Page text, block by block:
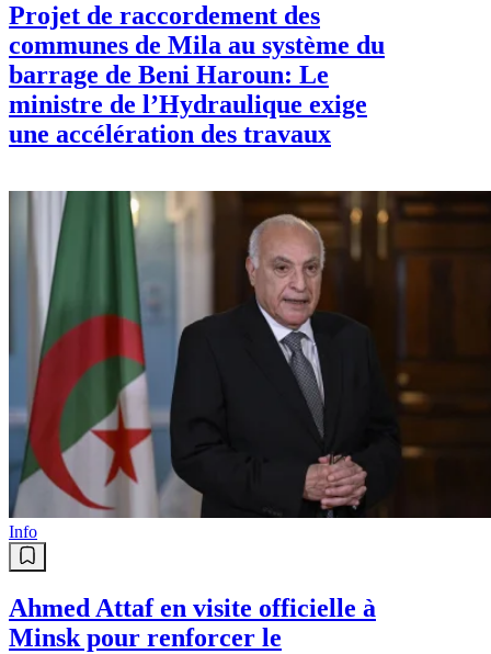
Projet de raccordement des
communes de Mila au système du
barrage de Beni Haroun: Le
ministre de l’Hydraulique exige
une accélération des travaux
Info
Ahmed Attaf en visite officielle à
Minsk pour renforcer le